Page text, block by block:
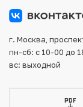
повреждения во
г. Москва,
пн-сб: с 10-00 до
вс: выходной